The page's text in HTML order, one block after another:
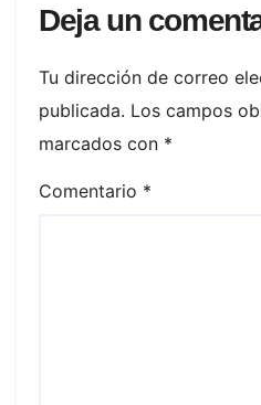
Deja un
Tu dirección de correo
publicada. Los campos
marcados con *
Comentario *